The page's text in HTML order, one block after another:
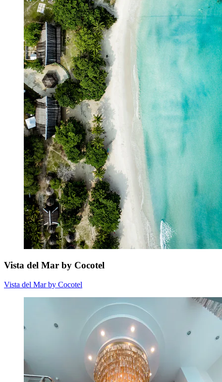
Vista del Mar by Cocotel
Vista del Mar by Cocotel